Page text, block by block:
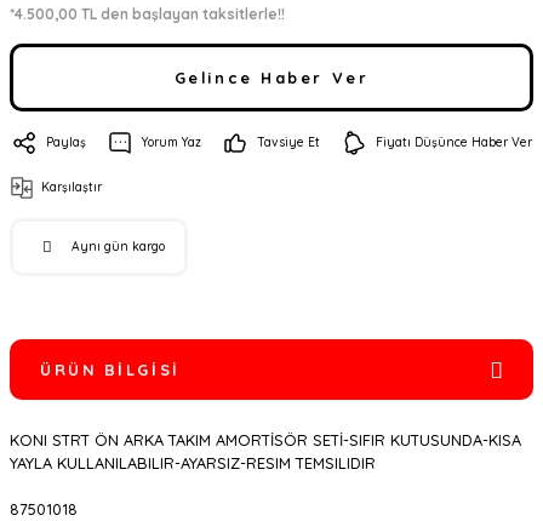
*4.500,00 TL den başlayan taksitlerle!!
Gelince Haber Ver
Paylaş Yorum Yaz Tavsiye Et Fiyatı Düşünce Haber Ver
Karşılaştır
Aynı gün kargo
ÜRÜN BILGISI
KONI STRT ÖN ARKA TAKIM AMORTİSÖR SETİ-SIFIR KUTUSUNDA-KISA
YAYLA KULLANILABILIR-AYARSIZ-RESIM TEMSILIDIR
87501018